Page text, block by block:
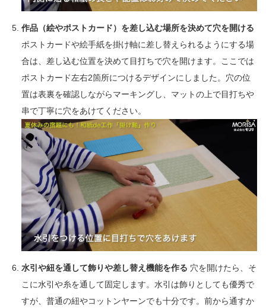
作品（絵やポストカード）を差し込む場所を決めて穴を開ける
ポストカードや絵手紙を掛け軸に差し替えられるようにする場
合は、差し込む位置を決めて目打ちで穴を開けます。ここでは
ポストカード左右2箇所につけるデザインにしました。穴の位
置は表裏を確認しながらマーキングし、マットの上で目打ちや
串で丁寧に穴をあけてください。
水引や紐を通して飾りや差し替え機能を作る 穴を開けたら、そ
こに水引や糸を通して固定します。水引は飾りとしても優秀で
すが、普通の紐やコットンヤーンでも十分です。前から通すか